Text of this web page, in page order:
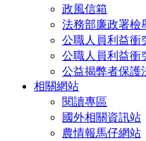
政風信箱
法務部廉政署檢
公職人員利益衝
公職人員利益衝
公益揭弊者保護
相關網站
閱讀專區
國外相關資訊站
農情報馬仔網站